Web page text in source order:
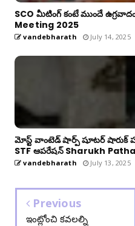
SCO మీటింగ్ కంటే ముందే
Meeting 2025
vandebharath July 14, 2025
మోస్ట్ వాంటెడ్ షార్ప్ షూటర్ షారుక్
STF ఆపరేషన్ Sharukh
vandebharath July 13, 2025
Previous
ఇంట్లోంచి కవలల్ని